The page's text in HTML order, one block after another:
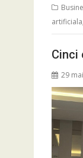
artificiala
Cinci
29